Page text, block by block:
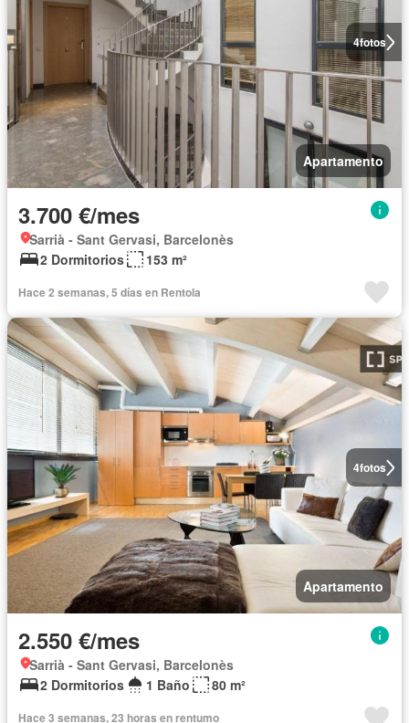
4fotos
Apartamento
3.700 €/mes
Sarrià - Sant Gervasi, Barcelonès
2 Dormitorios
153 m²
Hace 2 semanas, 5 días en Rentola
4fotos
Apartamento
2.550 €/mes
Sarrià - Sant Gervasi, Barcelonès
2 Dormitorios
1 Baño 80 m²
Hace 3 semanas, 23 horas en rentumo